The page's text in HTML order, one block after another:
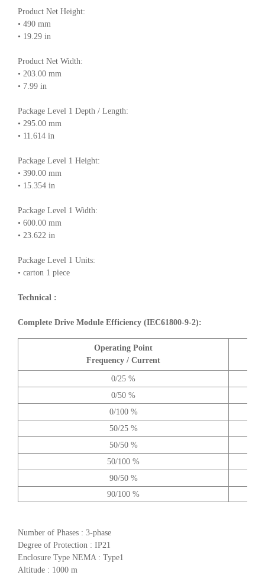
Product Net Height:
• 490 mm
• 19.29 in
Product Net Width:
• 203.00 mm
• 7.99 in
Package Level 1 Depth / Length:
• 295.00 mm
• 11.614 in
Package Level 1 Height:
• 390.00 mm
• 15.354 in
Package Level 1 Width:
• 600.00 mm
• 23.622 in
Package Level 1 Units:
• carton 1 piece
Technical :
Complete Drive Module Efficiency (IEC61800-9-2):
Operating Point
Frequency / Current
0/25 %
0/50 %
0/100 %
50/25 %
50/50 %
50/100 %
90/50 %
90/100 %
Number of Phases : 3-phase
Degree of Protection : IP21
Enclosure Type NEMA : Type1
Altitude : 1000 m